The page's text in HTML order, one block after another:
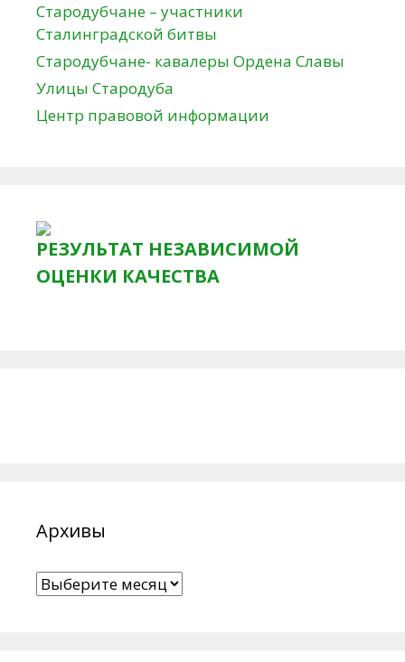
Стародубчане – участники
Сталинградской битвы
Стародубчане- кавалеры Ордена Славы
Улицы Стародуба
Центр правовой информации
РЕЗУЛЬТАТ НЕЗАВИСИМОЙ
ОЦЕНКИ КАЧЕСТВА
Архивы
Архивы